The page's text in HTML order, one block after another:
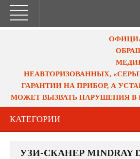
НЕАВТОРИЗОВАННЫХ,
ГАРАНТИИ НА ПРИБОР, А
МОЖЕТ ВЫЗВАТЬ НАРУШЕНИЯ В
КАТЕГОРИИ
УЗИ-СКАНЕР MINDRAY